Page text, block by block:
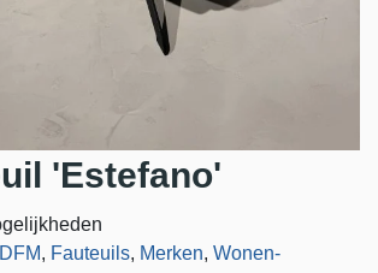
'Estefano'
DFM, Fauteuils, Merken, Wonen-